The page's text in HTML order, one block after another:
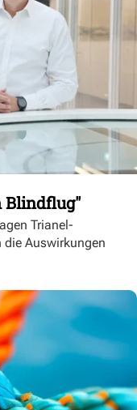
Blindflug"
Trianel-
die Auswirkungen